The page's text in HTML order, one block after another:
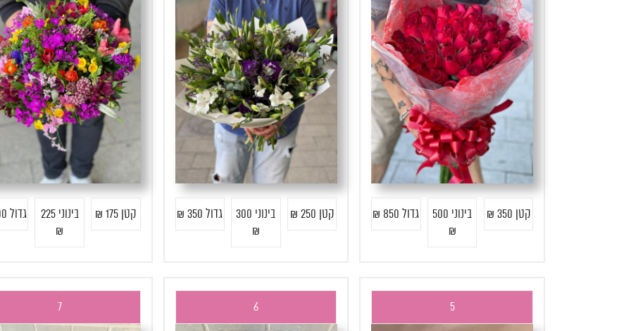
קטן 350 ₪
בינוני 500
₪
גדול 850 ₪ קטן 250 ₪
בינוני 300
₪
גדול 350 ₪ קטן 175 ₪
בינוני 225
₪
גדול 300 ₪
5
6
7